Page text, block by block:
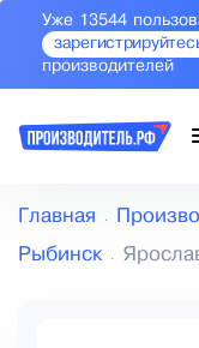
Уже 13544
производителей
Главная
Рыбинск